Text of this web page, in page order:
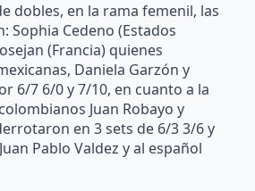
dobles, en la rama femenil, las
Sophia Cedeno (Estados
(Francia) quienes
Daniela Garzón y
6/7 6/0 y 7/10, en cuanto a la
Juan Robayo y
en 3 sets de 6/3 3/6 y
Pablo Valdez y al español